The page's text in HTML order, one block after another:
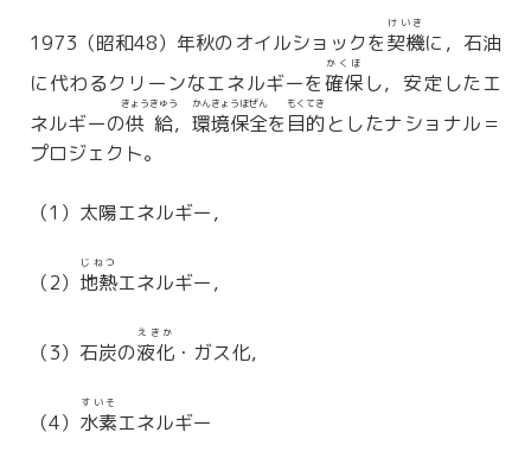
1973（昭和48）年秋のオイルショックを契機
けいき
に，石油
に代わるクリーンなエネルギーを確保
かくほ
し，安定したエ
ネルギーの供給
きょうきゅう
， 環境保全
かんきょうほぜん
を 目的
もくてき
としたナショナル＝
プロジェクト。
（1）太陽エネルギー，
（2） 地熱
じねつ
エネルギー，
（3）石炭の液化
えきか
・ガス化，
（4） 水素
すいそ
エネルギー